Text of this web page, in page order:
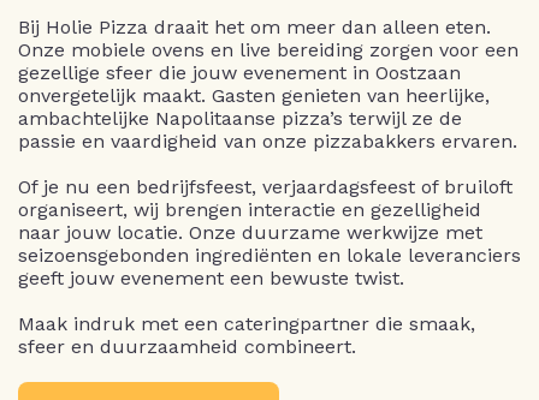
Bij Holie Pizza draait het om meer dan alleen eten.
Onze mobiele ovens en live bereiding zorgen voor een
gezellige sfeer die jouw evenement in Oostzaan
onvergetelijk maakt. Gasten genieten van heerlijke,
ambachtelijke Napolitaanse pizza’s terwijl ze de
passie en vaardigheid van onze pizzabakkers ervaren.
Of je nu een bedrijfsfeest, verjaardagsfeest of bruiloft
organiseert, wij brengen interactie en gezelligheid
naar jouw locatie. Onze duurzame werkwijze met
seizoensgebonden ingrediënten en lokale leveranciers
geeft jouw evenement een bewuste twist.
Maak indruk met een cateringpartner die smaak,
sfeer en duurzaamheid combineert.